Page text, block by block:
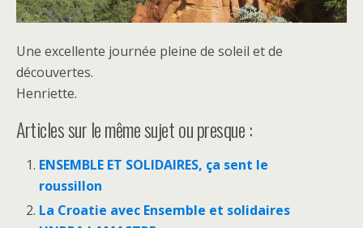
Une excellente journée pleine de soleil et de
découvertes.
Henriette.
Articles sur le même sujet ou presque :
ENSEMBLE ET SOLIDAIRES, ça sent le
roussillon
La Croatie avec Ensemble et solidaires